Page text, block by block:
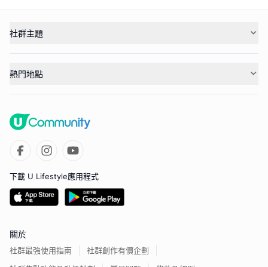
社群主題
熱門地點
下載 U Lifestyle應用程式
關於
社群最強使用指南
社群創作有價企劃